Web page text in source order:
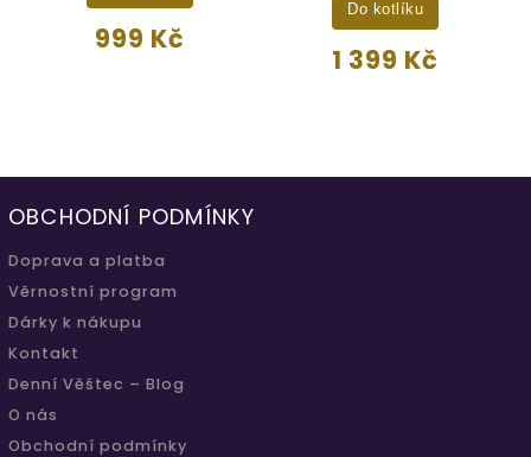
999 Kč
1 399 Kč
Do kotlíku
OBCHODNÍ PODMÍNKY
Doprava a platba
Věrnostní program
Dárky k nákupu
Kontakt
Denní Věštec – Blog
O nás
Obchodní podmínky